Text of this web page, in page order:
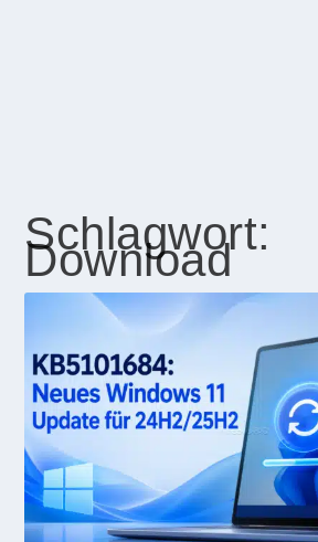
Schlagwort:
Download